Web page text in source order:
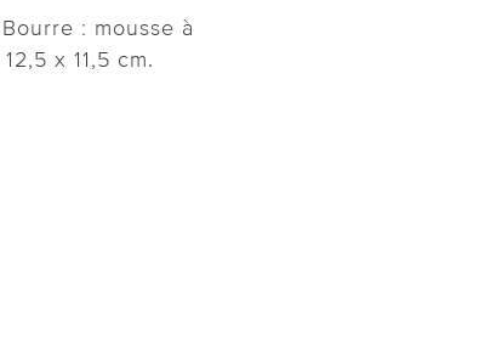
: mousse à
x 11,5 cm.